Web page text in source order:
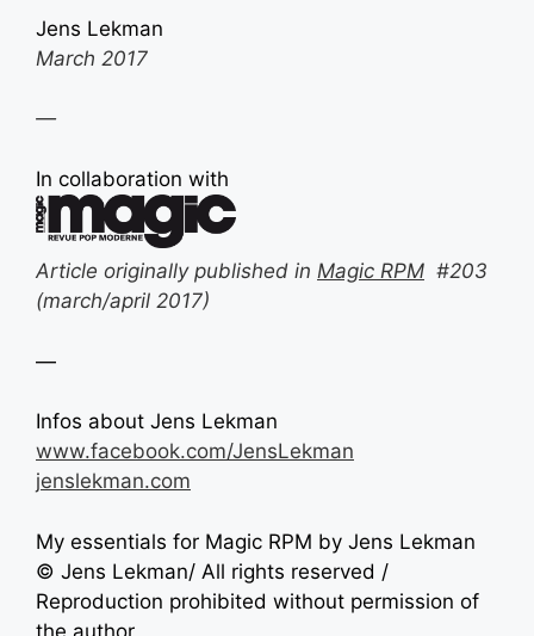
Jens Lekman
March 2017
—
In collaboration with
Article originally published in Magic RPM #203
(march/april 2017)
—
Infos about Jens Lekman
www.facebook.com/JensLekman
jenslekman.com
My essentials for Magic RPM by Jens Lekman
© Jens Lekman/ All rights reserved /
Reproduction prohibited without permission of
the author